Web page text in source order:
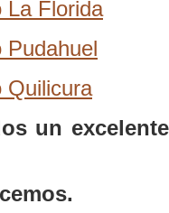
La Florida
Pudahuel
Quilicura
un